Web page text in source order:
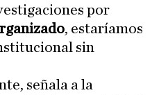
por
, estaríamos
sin
señala a la